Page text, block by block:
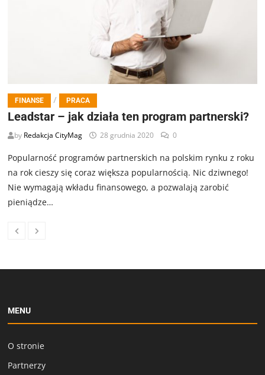
FINANSE / PRACA
Leadstar – jak działa ten program partnerski?
by Redakcja CityMag 28 grudnia 2020 0
Popularność programów partnerskich na polskim rynku z roku
na rok cieszy się coraz większa popularnością. Nic dziwnego!
Nie wymagają wkładu finansowego, a pozwalają zarobić
pieniądze…
MENU
O stronie
Partnerzy